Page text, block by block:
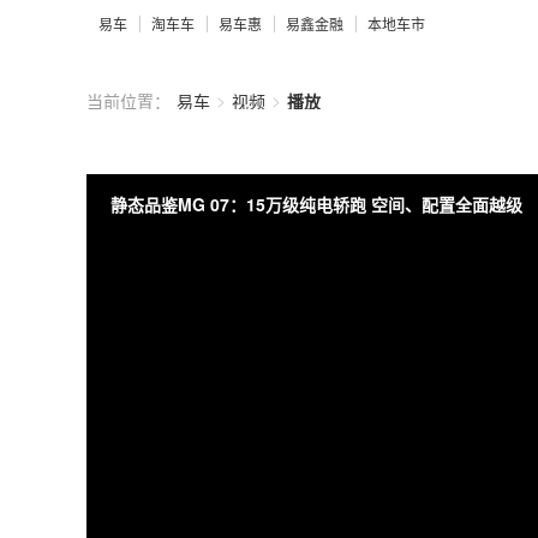
易车 淘车车 易车惠 易鑫金融 本地车市
当前位置： 易车 > 视频 > 播放
静态品鉴MG 07：15万级纯电轿跑 空间、配置全面越级